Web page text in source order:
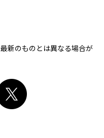
新のものとは異なる場合が